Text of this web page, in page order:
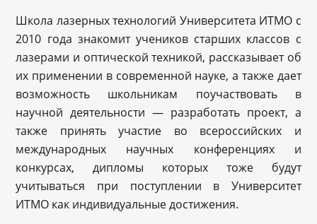
Школа лазерных технологий Университета ИТМО с
2010 года знакомит учеников старших классов с
лазерами и оптической техникой, рассказывает об
их применении в современной науке, а также дает
возможность школьникам поучаствовать в
научной деятельности — разработать проект, а
также принять участие во всероссийских и
международных научных конференциях и
конкурсах, дипломы которых тоже будут
учитываться при поступлении в Университет
ИТМО как индивидуальные достижения.